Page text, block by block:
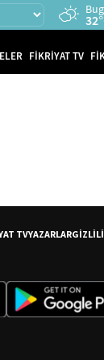
FİKRİYAT TV
TVYAZARLAR